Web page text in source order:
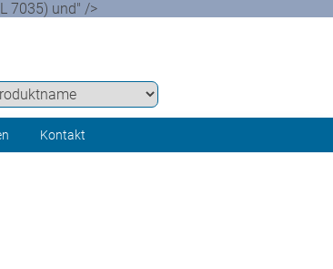
7035) und" />
Kontakt